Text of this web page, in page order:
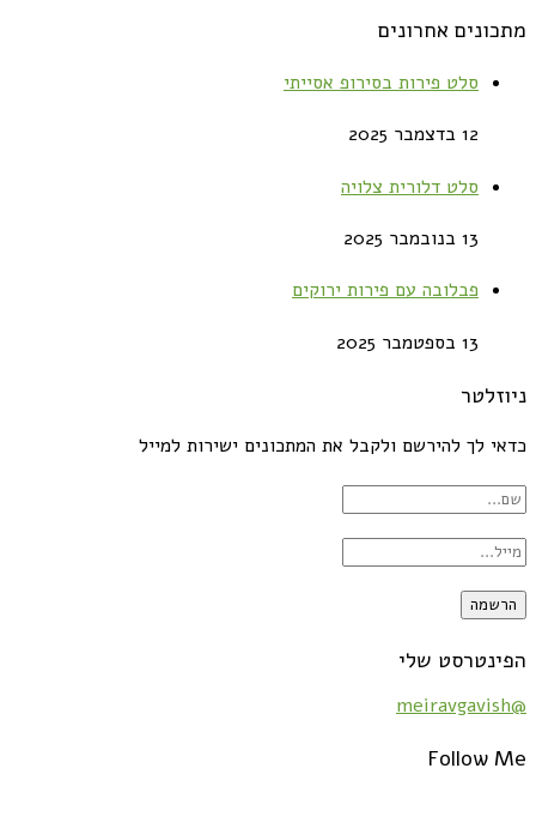
מתכונים אחרונים
סלט פירות בסירופ אסייתי
12 בדצמבר 2025
סלט דלורית צלויה
13 בנובמבר 2025
פבלובה עם פירות ירוקים
13 בספטמבר 2025
ניוזלטר
כדאי לך להירשם ולקבל את המתכונים ישירות למייל
הפינטרסט שלי
@meiravgavish
Follow Me